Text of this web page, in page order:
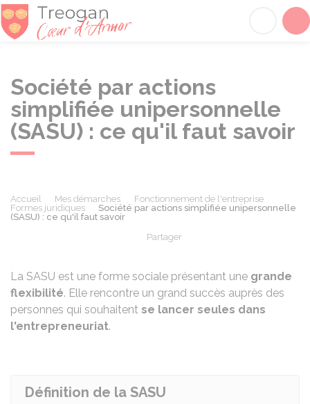
Société par actions
simplifiée unipersonnelle
(SASU) : ce qu'il faut savoir
Accueil Mes démarches
Fonctionnement de l'entreprise
Formes juridiques
Société par actions simplifiée unipersonnelle
(SASU) : ce qu'il faut savoir
Partager
La SASU est une forme sociale présentant une grande
flexibilité. Elle rencontre un grand succès auprès des
personnes qui souhaitent se lancer seules dans
l'entrepreneuriat.
Définition de la SASU